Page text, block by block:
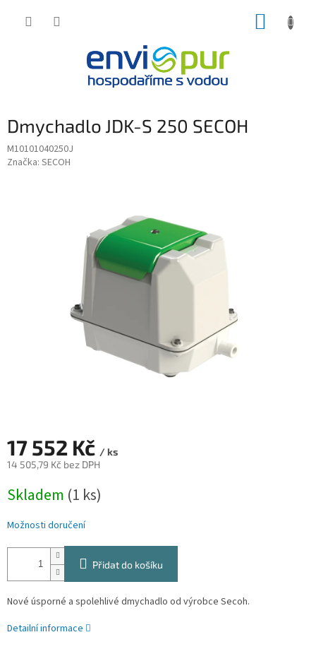
Dmychadlo JDK-S 250 SECOH
M10101040250J
Značka: SECOH
17 552 Kč / ks
14 505,79 Kč bez DPH
cena:
Skladem (1 ks)
Možnosti doručení
Přidat do košíku
Nové úsporné a spolehlivé dmychadlo od výrobce Secoh.
Detailní informace